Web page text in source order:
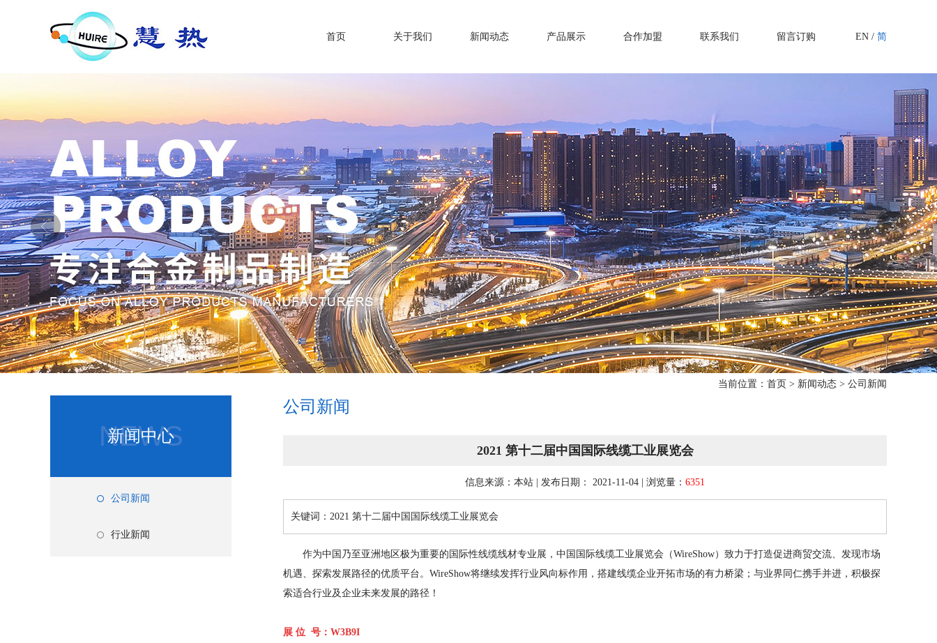
EN / 简
首页 关于我们 新闻动态 产品展示 合作加盟 联系我们 留言订购
当前位置： 首页 > 新闻动态 > 公司新闻
新闻中心
NEWS
公司新闻
行业新闻
公司新闻
2021 第十二届中国国际线缆工业展览会
信息来源：本站 | 发布日期： 2021-11-04 | 浏览量： 6351
关键词：2021 第十二届中国国际线缆工业展览会
作为中国乃至亚洲地区极为重要的国际性线缆线材专业展，中国国际线缆工业展览会（WireShow）致力于打造促进商贸交流、发现市场
机遇、探索发展路径的优质平台。WireShow将继续发挥行业风向标作用，搭建线缆企业开拓市场的有力桥梁；与业界同仁携手并进，积极探
索适合行业及企业未来发展的路径！
展 位 号：W3B9I